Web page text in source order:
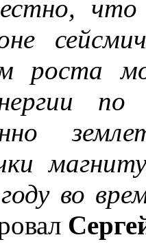
что
роста
во